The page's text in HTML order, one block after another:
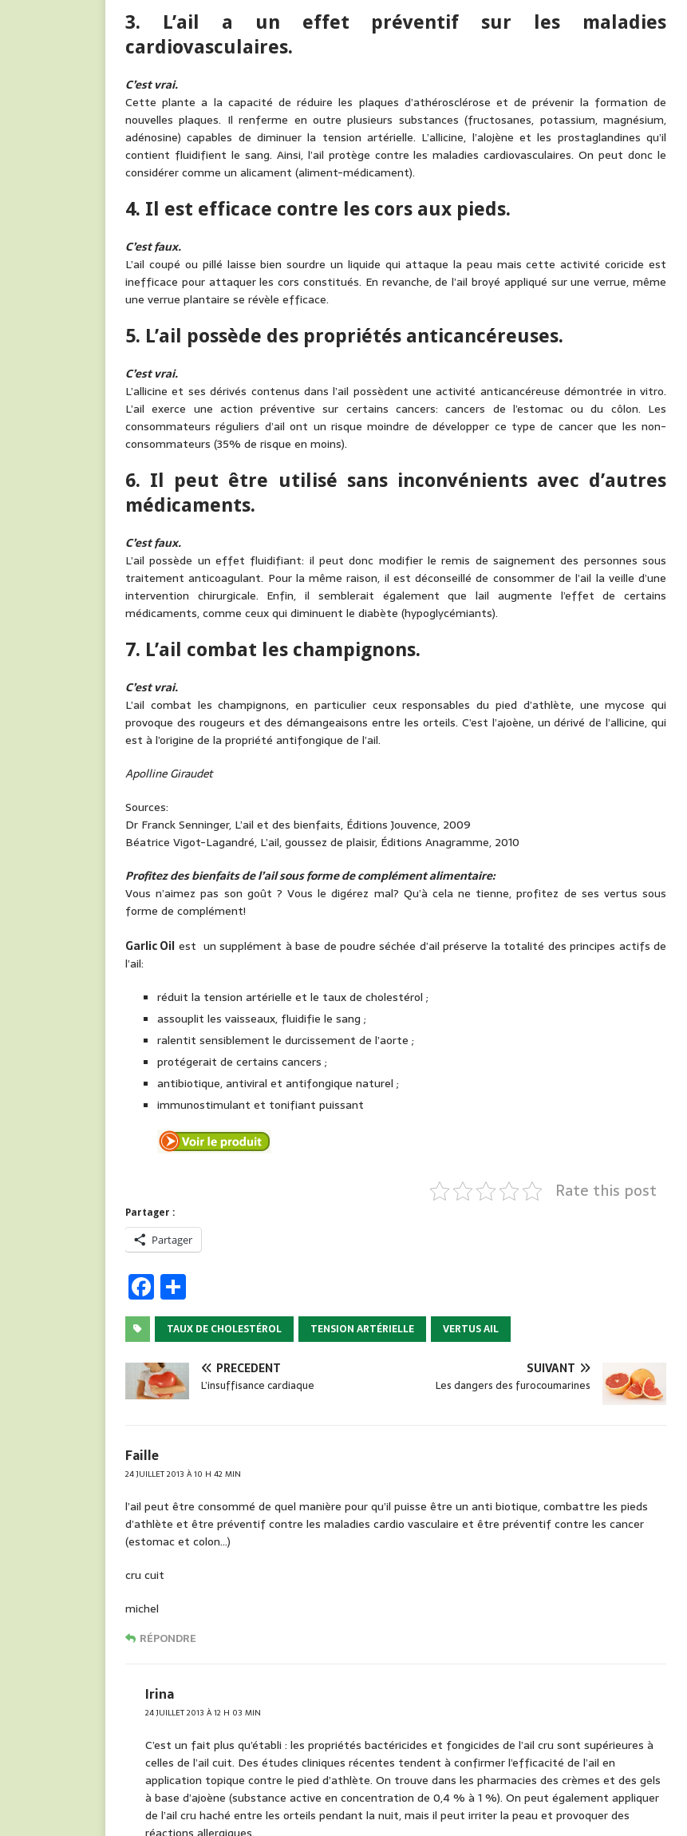
3. L’ail a un effet préventif sur les maladies
cardiovasculaires.
C’est vrai.
Cette plante a la capacité de réduire les plaques d’athérosclérose et de prévenir la formation de
nouvelles plaques. Il renferme en outre plusieurs substances (fructosanes, potassium, magnésium,
adénosine) capables de diminuer la tension artérielle. L’allicine, l’alojène et les prostaglandines qu’il
contient fluidifient le sang. Ainsi, l’ail protège contre les maladies cardiovasculaires. On peut donc le
considérer comme un alicament (aliment-médicament).
4. Il est efficace contre les cors aux pieds.
C’est faux.
L’ail coupé ou pillé laisse bien sourdre un liquide qui attaque la peau mais cette activité coricide est
inefficace pour attaquer les cors constitués. En revanche, de l’ail broyé appliqué sur une verrue, même
une verrue plantaire se révèle efficace.
5. L’ail possède des propriétés anticancéreuses.
C’est vrai.
L’allicine et ses dérivés contenus dans l’ail possèdent une activité anticancéreuse démontrée in vitro.
L’ail exerce une action préventive sur certains cancers: cancers de l’estomac ou du côlon. Les
consommateurs réguliers d’ail ont un risque moindre de développer ce type de cancer que les non-
consommateurs (35% de risque en moins).
6. Il peut être utilisé sans inconvénients avec d’autres
médicaments.
C’est faux.
L’ail possède un effet fluidifiant: il peut donc modifier le remis de saignement des personnes sous
traitement anticoagulant. Pour la même raison, il est déconseillé de consommer de l’ail la veille d’une
intervention chirurgicale. Enfin, il semblerait également que lail augmente l’effet de certains
médicaments, comme ceux qui diminuent le diabète (hypoglycémiants).
7. L’ail combat les champignons.
C’est vrai.
L’ail combat les champignons, en particulier ceux responsables du pied d’athlète, une mycose qui
provoque des rougeurs et des démangeaisons entre les orteils. C’est l’ajoène, un dérivé de l’allicine, qui
est à l’origine de la propriété antifongique de l’ail.
Apolline Giraudet
Sources:
Dr Franck Senninger, L’ail et des bienfaits, Éditions Jouvence, 2009
Béatrice Vigot-Lagandré, L’ail, goussez de plaisir, Éditions Anagramme, 2010
Profitez des bienfaits de l’ail sous forme de complément alimentaire:
Vous n’aimez pas son goût ? Vous le digérez mal? Qu’à cela ne tienne, profitez de ses vertus sous
forme de complément!
Garlic Oil est un supplément à base de poudre séchée d’ail préserve la totalité des principes actifs de
l’ail:
réduit la tension artérielle et le taux de cholestérol ;
assouplit les vaisseaux, fluidifie le sang ;
ralentit sensiblement le durcissement de l’aorte ;
protégerait de certains cancers ;
antibiotique, antiviral et antifongique naturel ;
immunostimulant et tonifiant puissant
Rate this post
Partager :
Partager
F
a
c
e
b
k
ar
ta
g
er
TAUX DE CHOLESTÉROL TENSION ARTÉRIELLE VERTUS AIL
PRÉCÉDENT
L’insuffisance cardiaque
SUIVANT
Les dangers des furocoumarines
Faille
24 JUILLET 2013 À 10 H 42 MIN
l’ail peut être consommé de quel manière pour qu’il puisse être un anti biotique, combattre les pieds
d’athlète et être préventif contre les maladies cardio vasculaire et être préventif contre les cancer
(estomac et colon…)
cru cuit
michel
RÉPONDRE
Irina
24 JUILLET 2013 À 12 H 03 MIN
C’est un fait plus qu’établi : les propriétés bactéricides et fongicides de l’ail cru sont supérieures à
celles de l’ail cuit. Des études cliniques récentes tendent à confirmer l’efficacité de l’ail en
application topique contre le pied d’athlète. On trouve dans les pharmacies des crèmes et des gels
à base d’ajoène (substance active en concentration de 0,4 % à 1 %). On peut également appliquer
de l’ail cru haché entre les orteils pendant la nuit, mais il peut irriter la peau et provoquer des